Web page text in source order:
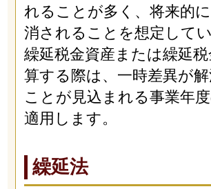
れることが多く、将来的
消されることを想定してい
繰延税金資産または繰延
算する際は、一時差異が
ことが見込まれる事業年
適用します。
繰延法